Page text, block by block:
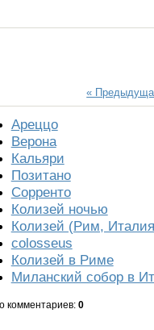
«
Ареццо
Верона
Кальяри
Позитано
Сорренто
Колизей ночью
Колизей (Рим,
colosseus
Колизей в Риме
Миланский собор в
комментариев: 0